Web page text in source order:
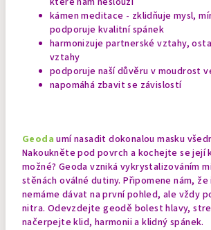
kámen meditace - zklidňuje mysl,
podporuje kvalitní spánek
harmonizuje partnerské vztahy,
vztahy
podporuje naší důvěru v moudrost
napomáhá zbavit se závislostí
Geoda umí nasadit dokonalou masku
Nakoukněte pod povrch a kochejte se její
možné? Geoda vzniká vykrystalizováním
stěnách oválné dutiny. Připomene nám,
nemáme dávat na první pohled, ale vždy
nitra. Odevzdejte geodě bolest hlavy,
načerpejte klid, harmonii a klidný spánek.